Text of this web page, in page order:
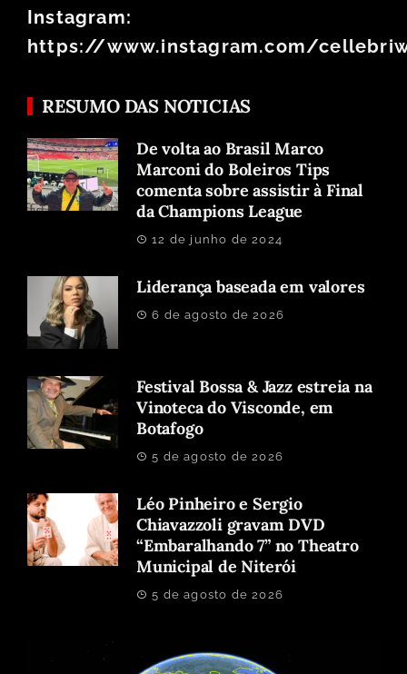
Instagram:
https://www.instagram.com/
RESUMO DAS NOTICIAS
De volta ao Brasil Marco
Marconi do Boleiros Tips
comenta sobre assistir à Final
da Champions League
12 de junho de 2024
Liderança baseada em valores
6 de agosto de 2026
Festival Bossa & Jazz estreia na
Vinoteca do Visconde, em
Botafogo
5 de agosto de 2026
Léo Pinheiro e Sergio
Chiavazzoli gravam DVD
“Embaralhando 7” no Theatro
Municipal de Niterói
5 de agosto de 2026